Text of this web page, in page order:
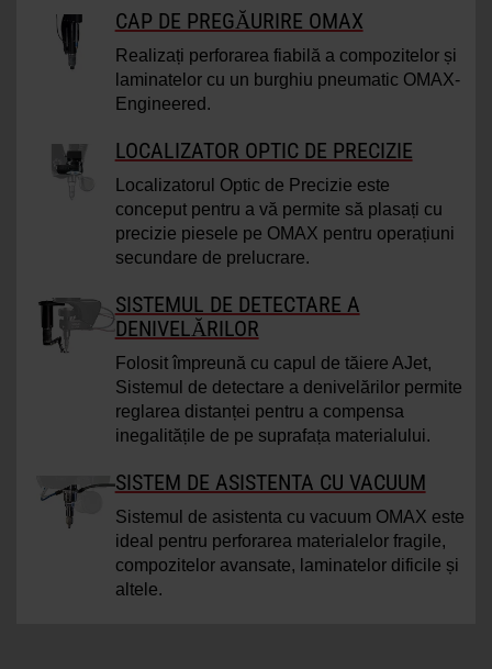
CAP DE PREGĂURIRE OMAX
Realizați perforarea fiabilă a compozitelor și
laminatelor cu un burghiu pneumatic OMAX-
Engineered.
LOCALIZATOR OPTIC DE PRECIZIE
Localizatorul Optic de Precizie este
conceput pentru a vă permite să plasați cu
precizie piesele pe OMAX pentru operațiuni
secundare de prelucrare.
SISTEMUL DE DETECTARE A
DENIVELĂRILOR
Folosit împreună cu capul de tăiere AJet,
Sistemul de detectare a denivelărilor permite
reglarea distanței pentru a compensa
inegalitățile de pe suprafața materialului.
SISTEM DE ASISTENTA CU VACUUM
Sistemul de asistenta cu vacuum OMAX este
ideal pentru perforarea materialelor fragile,
compozitelor avansate, laminatelor dificile și
altele.